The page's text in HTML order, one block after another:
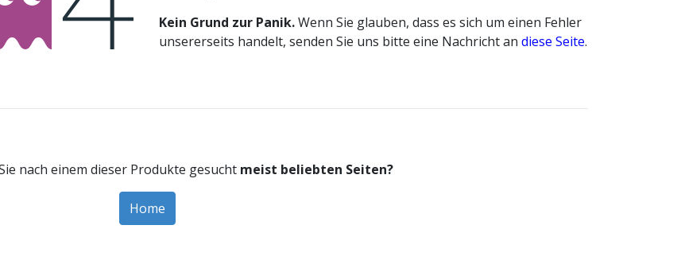
Kein Grund zur Panik.Wenn Sie glauben, dass es sich um einen Fehler
unsererseits handelt, senden Sie uns bitte eine Nachricht an diese Seite.
nach einem dieser Produkte gesucht meist beliebten Seiten?
Home